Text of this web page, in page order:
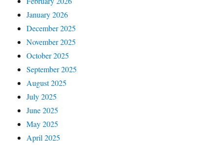
January 2026
December 2025
November 2025
October 2025
September 2025
August 2025
July 2025
June 2025
May 2025
April 2025